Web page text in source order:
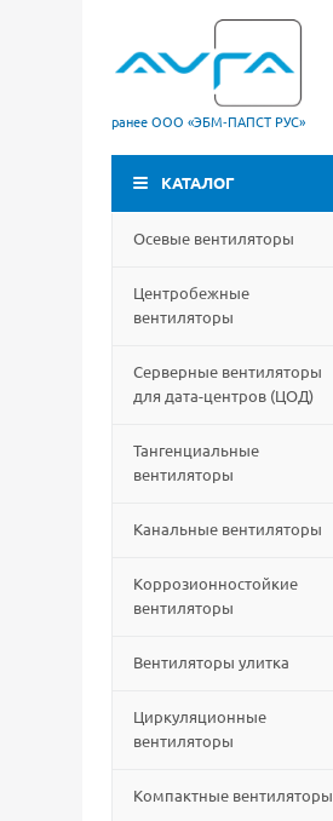
ранее ООО «ЭБМ‑ПАПСТ РУС»
КАТАЛОГ
Осевые вентиляторы
Центробежные
вентиляторы
Серверные вентиляторы
для дата-центров (ЦОД)
Тангенциальные
вентиляторы
Канальные вентиляторы
Коррозионностойкие
вентиляторы
Вентиляторы улитка
Циркуляционные
вентиляторы
Компактные вентиляторы